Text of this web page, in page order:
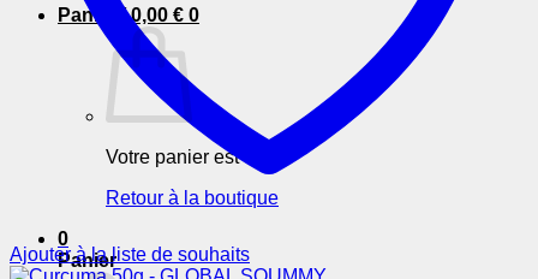
Panier /0,00 € 0
Votre panier est vide.
Retour à la boutique
0
Panier
Ajouter à la liste de souhaits